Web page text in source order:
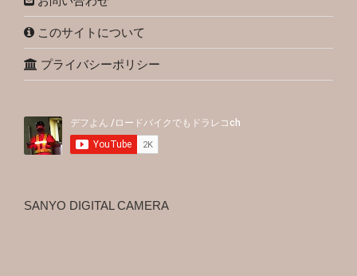
このサイトについて
プライバシーポリシー
SANYO DIGITAL CAMERA